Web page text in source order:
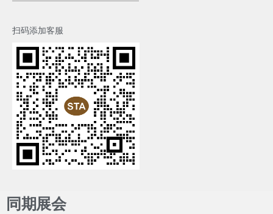
扫码添加客服
同期展会